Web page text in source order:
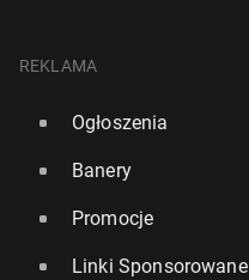
REKLAMA
Ogłoszenia
Banery
Promocje
Linki Sponsorowane